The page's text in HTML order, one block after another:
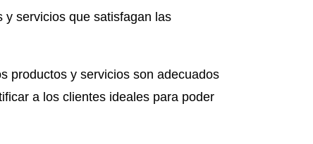
y servicios que satisfagan las
productos y servicios son adecuados
a los clientes ideales para poder